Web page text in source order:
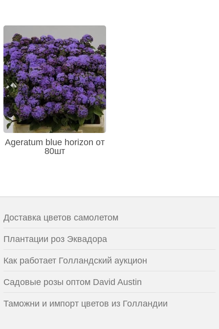
Ageratum blue horizon от
80шт
Доставка цветов самолетом
Плантации роз Эквадора
Как работает Голландский аукцион
Садовые розы оптом David Austin
Таможни и импорт цветов из Голландии